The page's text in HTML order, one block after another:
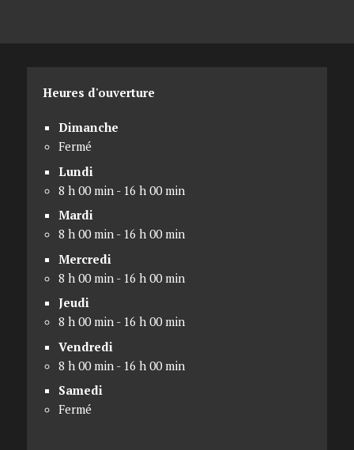
Heures d'ouverture
Dimanche
Fermé
Lundi
8 h 00 min - 16 h 00 min
Mardi
8 h 00 min - 16 h 00 min
Mercredi
8 h 00 min - 16 h 00 min
Jeudi
8 h 00 min - 16 h 00 min
Vendredi
8 h 00 min - 16 h 00 min
Samedi
Fermé